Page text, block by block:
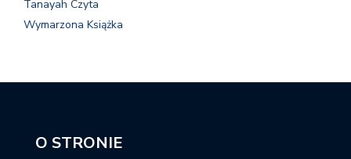
Tanayah Czyta
Wymarzona Książka
O STRONIE